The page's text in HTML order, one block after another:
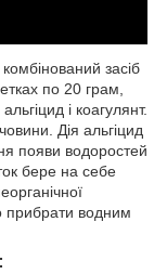
засіб
по 20 грам,
і коагулянт.
Дія альгіцид
появи водоростей
бере на себе
прибрати водним